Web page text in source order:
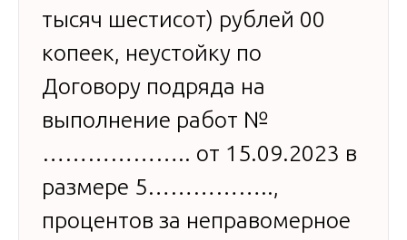
тысяч шестисот) рублей 00
копеек, неустойку по
Договору подряда на
выполнение работ №
……………….. от 15.09.2023 в
размере 5……………..,
процентов за неправомерное